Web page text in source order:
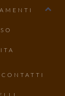
CONTATTI